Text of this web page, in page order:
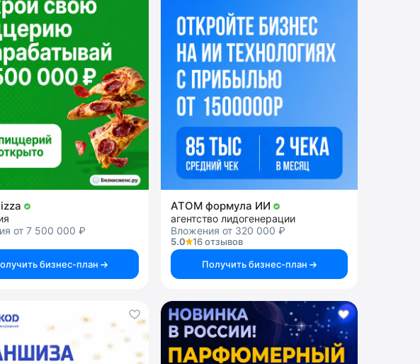
от 7 500 000 ₽
бизнес-план
АТОМ формула ИИ
агентство лидогенерации
Вложения от 320 000 ₽
5.0
16 отзывов
Получить бизнес-план